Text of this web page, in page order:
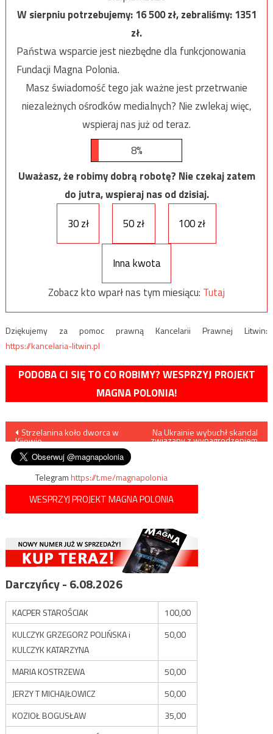
W sierpniu potrzebujemy:16 500zł, zebraliśmy:1351
zł.
Państwa wsparcie jest niezbędne dla funkcjonowania
Fundacji Magna Polonia.
Masz świadomość tego jak ważne jest przetrwanie
niezależnych ośrodków medialnych? Nie zwlekaj więc,
wspieraj nas już od teraz.
8%
Uważasz, że robimy dobrą robotę? Nie czekaj zatem
do jutra, wspieraj nas od dzisiaj.
30 zł
50 zł 100 zł
Inna kwota
Zobacz kto wparł nas tym miesiącu: Tutaj
Dziękujemy za pomoc prawną Kancelarii Prawnej Litwin:
https://kancelaria-litwin.pl
PODOBA CI SIĘ TO CO ROBIMY? WESPRZYJ PROJEKT
MAGNA POLONIA!
Nawigacja
wpisu
Strzelanina koło dworca w
Kijowie
Na Ukrainie wybuchł skandal
związany z wynagrodzeniem
Telegramhttps://t.me/magnapolonia
WESPRZYJ PROJEKT MAGNA POLONIA
Darczyńcy - 6.08.2026
KACPER STAROŚCIAK
100,00
KULCZYK GRZEGORZ POLIŃSKA i
KULCZYK KATARZYNA
50,00
MARIA KOSTRZEWA
50,00
JERZY T MICHAJŁOWICZ
50,00
KOZIOŁ BOGUSŁAW
35,00